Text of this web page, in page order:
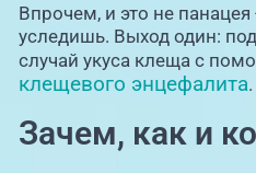
Впрочем, и это не
уследишь. Выход один:
случай укуса клеща с
клещевого энцефалита.
Зачем, как и